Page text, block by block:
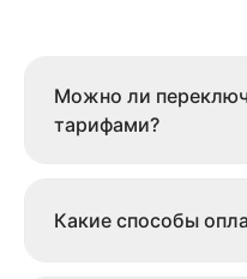
Можно ли
тарифами?
Какие способы